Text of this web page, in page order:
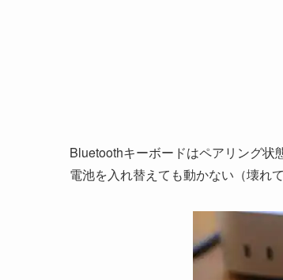
Bluetoothキーボードはペアリング
電池を入れ替えても動かない（壊れ